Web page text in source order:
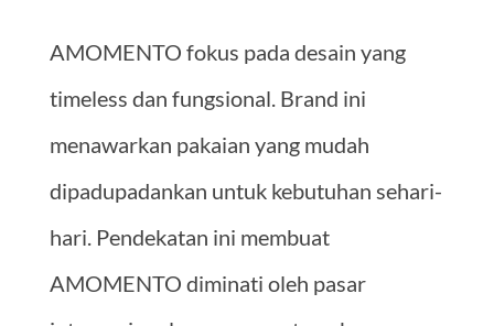
AMOMENTO fokus pada desain yang
timeless dan fungsional. Brand ini
menawarkan pakaian yang mudah
dipadupadankan untuk kebutuhan sehari-
hari. Pendekatan ini membuat
AMOMENTO diminati oleh pasar